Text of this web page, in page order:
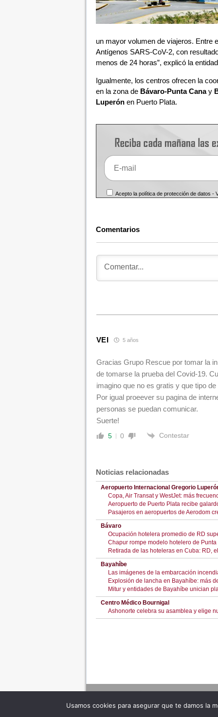
un mayor volumen de viajeros. Entre
Antígenos SARS-CoV-2, con
menos de 24 horas”, explicó la
Igualmente, los centros ofrecen la
en la zona de Bávaro-Punta Canay
Luperónen Puerto Plata.
Acepto la política de protección de datos -
Comentarios
VEI 5 años
Gracias Grupo Rescue por tomar la
de tomarse la prueba del Covid-19.
imagino que no es gratis y que tipo
Por igual proeever su pagina de
personas se puedan comunicar.
Suerte!
5 0 Contestar
Noticias relacionadas
Aeropuerto Internacional Gregorio
Copa, Air Transat y WestJet: más
Aeropuerto de Puerto Plata recibe
Pasajeros en aeropuertos de Aerodom
Bávaro
Ocupación hotelera promedio de RD
Chapur rompe modelo hotelero de
Retirada de las hoteleras en Cuba: RD,
Bayahíbe
Las imágenes de la embarcación
Explosión de lancha en Bayahíbe: más
Mitur y entidades de Bayahíbe unician
Centro Médico Bournigal
Ashonorte celebra su asamblea y elige
Usamos cookies para asegurar que te damos la